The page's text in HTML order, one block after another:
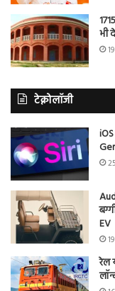
भी
टेक्नोलॉजी
EV
रेल